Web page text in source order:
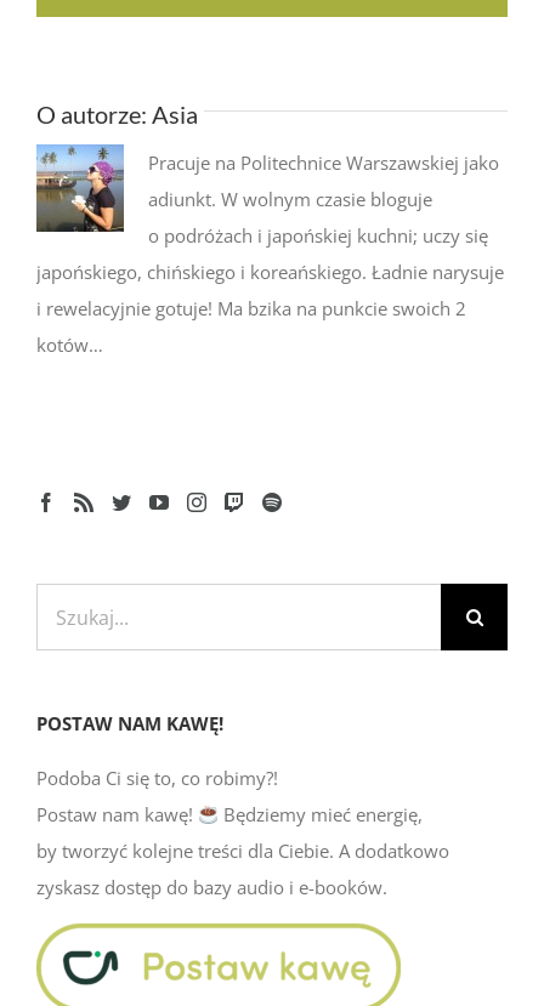
O autorze: Asia
Pracuje na Politechnice Warszawskiej jako
adiunkt. W wolnym czasie bloguje
o podróżach i japońskiej kuchni; uczy się
japońskiego, chińskiego i koreańskiego. Ładnie narysuje
i rewelacyjnie gotuje! Ma bzika na punkcie swoich 2
kotów…
POSTAW NAM KAWĘ!
Podoba Ci się to, co robimy?!
Postaw nam kawę!
Będziemy mieć energię,
by tworzyć kolejne treści dla Ciebie. A dodatkowo
zyskasz dostęp do bazy audio i e-booków.